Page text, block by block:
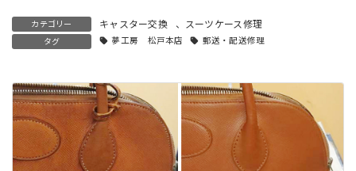
カテゴリー キャスター交換 、 スーツケース修理
タグ 夢工房 松戸本店 郵送・配送修理